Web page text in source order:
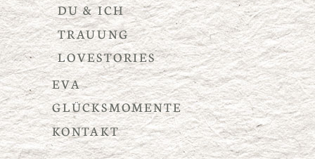
DU & ICH
TRAUUNG
LOVESTORIES
EVA
GLÜCKSMOMENTE
KONTAKT